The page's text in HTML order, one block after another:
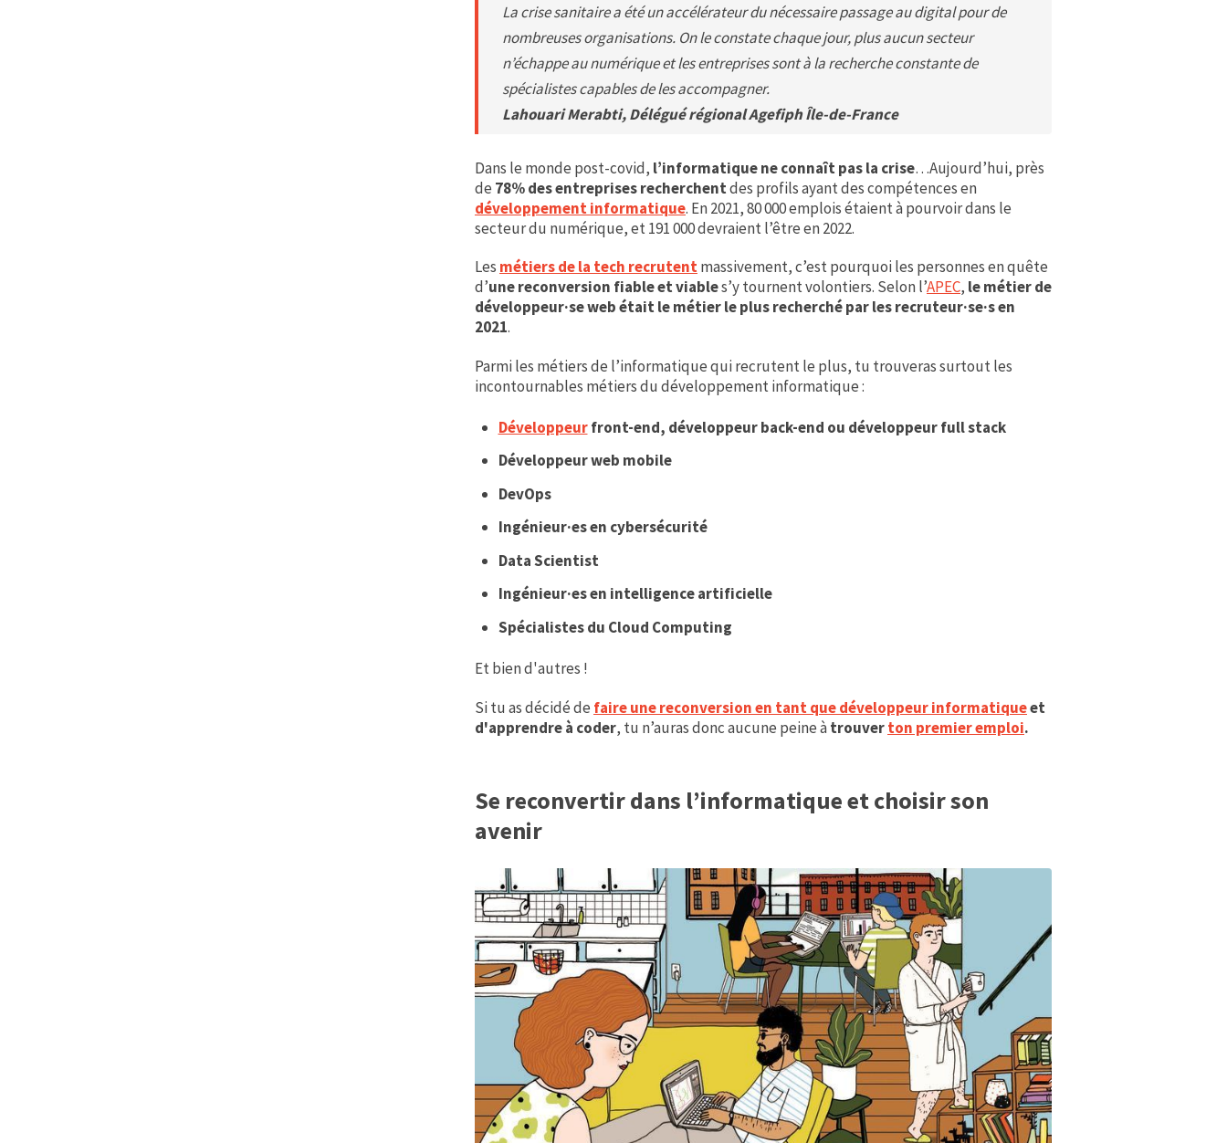
La crise sanitaire a été un accélérateur du nécessaire passage au digital pour de
nombreuses organisations. On le constate chaque jour, plus aucun secteur
n’échappe au numérique et les entreprises sont à la recherche constante de
spécialistes capables de les accompagner.
Lahouari Merabti, Délégué régional Agefiph Île-de-France
Dans le monde post-covid, l’informatique ne connaît pas la crise…Aujourd’hui, près
de 78% des entreprises recherchentdes profils ayant des compétences en
développement informatique. En 2021, 80 000 emplois étaient à pourvoir dans le
secteur du numérique, et 191 000 devraient l’être en 2022.
Les métiers de la tech recrutentmassivement, c’est pourquoi les personnes en quête
d’une reconversion fiable et viables’y tournent volontiers. Selon l’APEC, le métier de
développeur·se web était le métier le plus recherché par les recruteur·se·s en
2021.
Parmi les métiers de l’informatique qui recrutent le plus, tu trouveras surtout les
incontournables métiers du développement informatique :
Développeurfront-end, développeur back-end ou développeur full stack
Développeur web mobile
DevOps
Ingénieur·es en cybersécurité
Data Scientist
Ingénieur·es en intelligence artificielle
Spécialistes du Cloud Computing
Et bien d'autres !
Si tu as décidé de faire une reconversion en tant que développeur informatiqueet
d'apprendre à coder, tu n’auras donc aucune peine àtrouverton premier emploi.
Se reconvertir dans l’informatique et choisir son
avenir